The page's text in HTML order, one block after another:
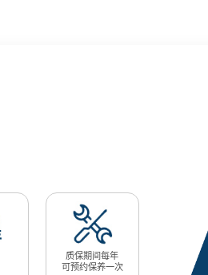
质保期间每年
可预约保养一次